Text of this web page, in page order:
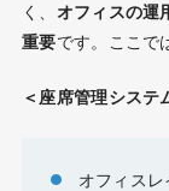
く、 オフィスの運
重要です。ここで
＜座席管理システ
オフィス